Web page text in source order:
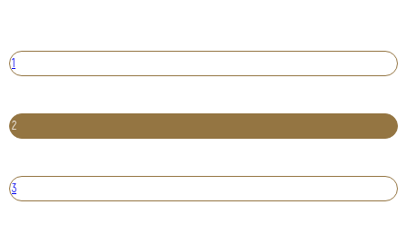
1
2
3